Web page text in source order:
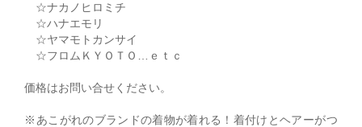
☆ナカノヒロミチ
☆ハナエモリ
☆ヤマモトカンサイ
☆フロムＫＹＯＴＯ…ｅｔｃ
価格はお問い合せください。
※あこがれのブランドの着物が着れる！着付けとヘアーがつ